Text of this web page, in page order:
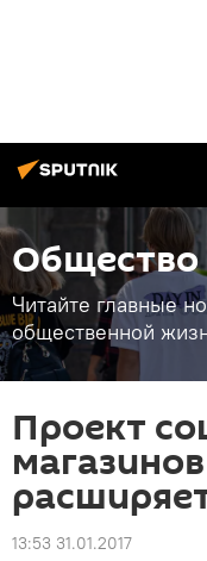
Общество
Читайте главные
общественной
Проект
13:53 31.01.2017